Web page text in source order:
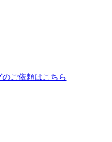
ご依頼はこちら